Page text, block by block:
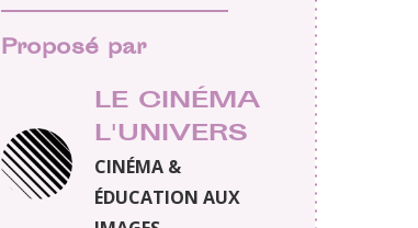
Proposé par
LE CINÉMA
L'UNIVERS
CINÉMA &
ÉDUCATION AUX